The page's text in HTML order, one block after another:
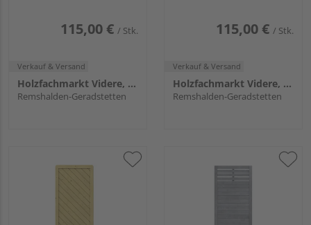
115,00 € / Stk.
Verkauf & Versand
Holzfachmarkt Videre, Remshalden
Remshalden-Geradstetten
115,00 € / Stk.
Verkauf & Versand
Holzfachmarkt Videre, Remshalden
Remshalden-Geradstetten